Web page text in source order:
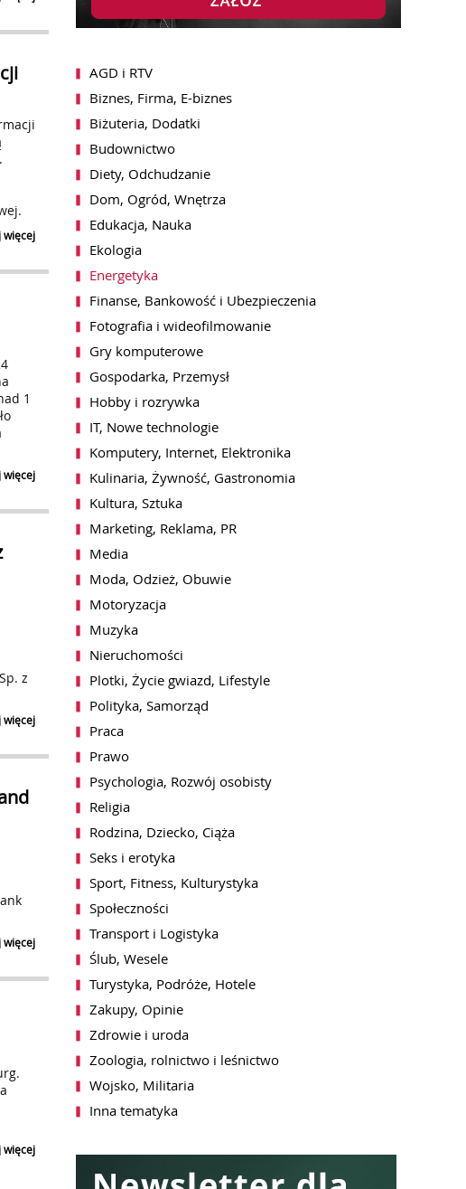
więcej
1
więcej
z
więcej
więcej
więcej
AGD i RTV
Biznes, Firma, E-biznes
Biżuteria, Dodatki
Budownictwo
Diety, Odchudzanie
Dom, Ogród, Wnętrza
Edukacja, Nauka
Ekologia
Energetyka
Finanse, Bankowość i Ubezpieczenia
Fotografia i wideofilmowanie
Gry komputerowe
Gospodarka, Przemysł
Hobby i rozrywka
IT, Nowe technologie
Komputery, Internet, Elektronika
Kulinaria, Żywność, Gastronomia
Kultura, Sztuka
Marketing, Reklama, PR
Media
Moda, Odzież, Obuwie
Motoryzacja
Muzyka
Nieruchomości
Plotki, Życie gwiazd, Lifestyle
Polityka, Samorząd
Praca
Prawo
Psychologia, Rozwój osobisty
Religia
Rodzina, Dziecko, Ciąża
Seks i erotyka
Sport, Fitness, Kulturystyka
Społeczności
Transport i Logistyka
Ślub, Wesele
Turystyka, Podróże, Hotele
Zakupy, Opinie
Zdrowie i uroda
Zoologia, rolnictwo i leśnictwo
Wojsko, Militaria
Inna tematyka
po akceptacji notki przez redakcję
(wiadomość zbiorcza)
osobowych przez WhitePress sp. z o.o. z siedzibą
celu przesyłania mi na podany adres email informacji o
użytkowników platformy WhitePress. Więcej
osobowych znajdą Państwo w naszejPolityce
w ww. celu może być w każdej chwili cofnięta
zmien
, jak również przez kliknięcie w
newsletterze.
ZAPISZ SIĘ DO NEWSLETTERA